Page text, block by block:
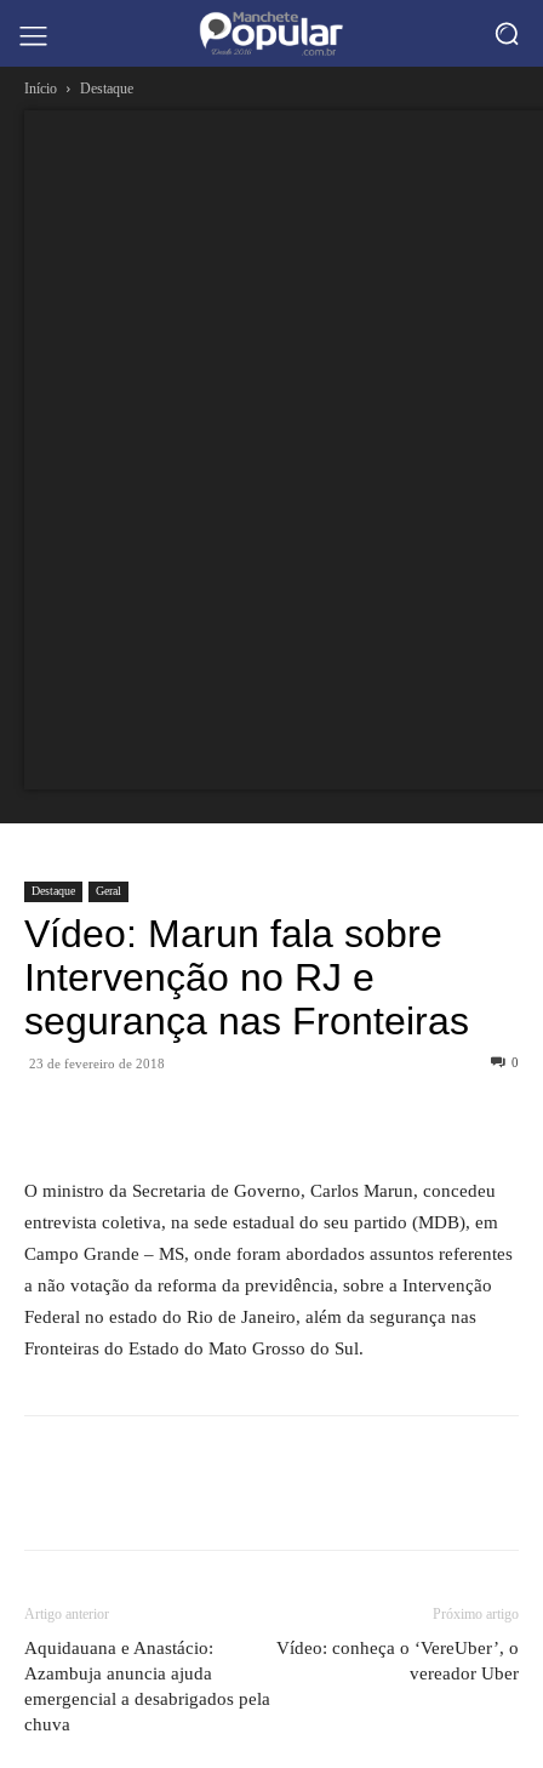
Início Destaque
Destaque Geral
Vídeo: Marun fala sobre
Intervenção no RJ e
segurança nas Fronteiras
23 de fevereiro de 2018 0
O ministro da Secretaria de Governo, Carlos Marun, concedeu
entrevista coletiva, na sede estadual do seu partido (MDB), em
Campo Grande – MS, onde foram abordados assuntos referentes
a não votação da reforma da previdência, sobre a Intervenção
Federal no estado do Rio de Janeiro, além da segurança nas
Fronteiras do Estado do Mato Grosso do Sul.
Artigo anterior
Aquidauana e Anastácio:
Azambuja anuncia ajuda
emergencial a desabrigados pela
chuva
Próximo artigo
Vídeo: conheça o ‘VereUber’, o
vereador Uber